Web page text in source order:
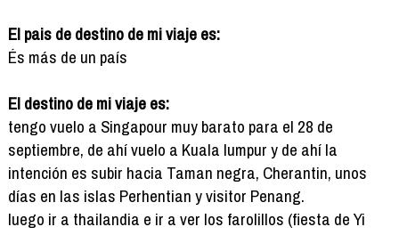
El pais de destino de mi viaje es:
És más de un país
El destino de mi viaje es:
tengo vuelo a Singapour muy barato para el 28 de
septiembre, de ahí vuelo a Kuala lumpur y de ahí la
intención es subir hacia Taman negra, Cherantin, unos
días en las islas Perhentian y visitor Penang.
luego ir a thailandia e ir a ver los farolillos (fiesta de Yi